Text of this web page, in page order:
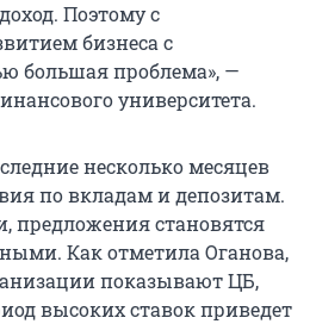
Поэтому с
бизнеса с
большая проблема», —
университета.
несколько месяцев
по вкладам и депозитам.
предложения становятся
Как отметила Оганова,
показывают ЦБ,
высоких ставок приведет